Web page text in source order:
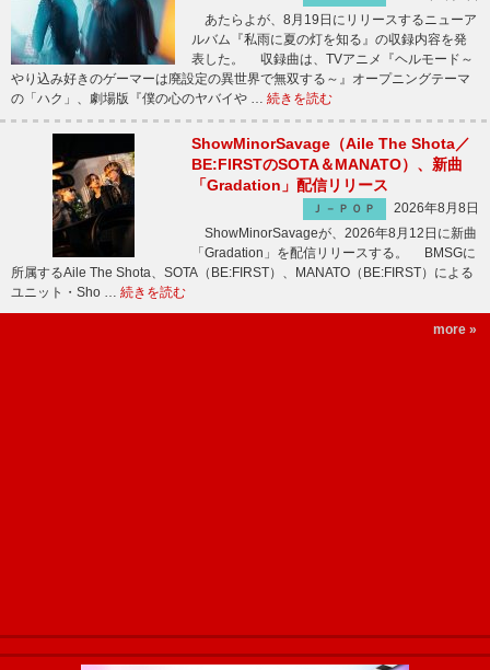
あたらよが、8月19日にリリースするニューア
ルバム『私雨に夏の灯を知る』の収録内容を発
表した。 収録曲は、TVアニメ『ヘルモード～
やり込み好きのゲーマーは廃設定の異世界で無双する～』オープニングテーマ
の「ハク」、劇場版『僕の心のヤバイや … 続きを読む
ShowMinorSavage（Aile The Shota／
BE:FIRSTのSOTA＆MANATO）、新曲
「Gradation」配信リリース
Ｊ－ＰＯＰ
2026年8月8日
ShowMinorSavageが、2026年8月12日に新曲
「Gradation」を配信リリースする。 BMSGに
所属するAile The Shota、SOTA（BE:FIRST）、MANATO（BE:FIRST）による
ユニット・Sho … 続きを読む
more »